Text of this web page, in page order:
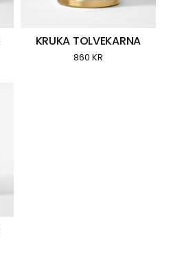
KRUKA TOLVEKARNA
860 KR